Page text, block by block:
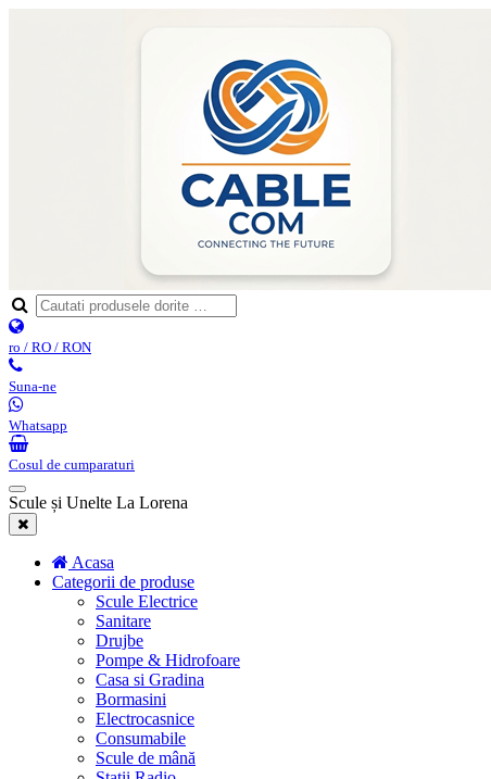
ro / RO / RON
Suna-ne
Whatsapp
Cosul de cumparaturi
Scule și Unelte La Lorena
Acasa
Categorii de produse
Scule Electrice
Sanitare
Drujbe
Pompe & Hidrofoare
Casa si Gradina
Bormasini
Electrocasnice
Consumabile
Scule de mână